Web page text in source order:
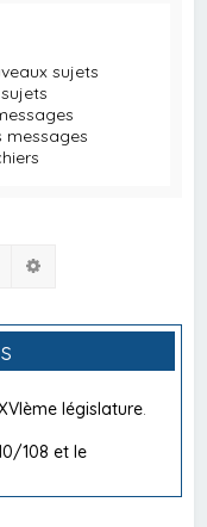
sujets
messages
Rechercher
législature
108 et le